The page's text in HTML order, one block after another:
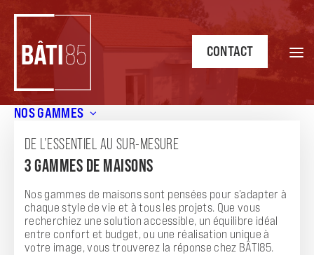
NOS GAMMES
DE L’ESSENTIEL AU SUR-MESURE
3 GAMMES DE MAISONS
Nos gammes de maisons sont pensées pour s’adapter à
chaque style de vie et à tous les projets. Que vous
recherchiez une solution accessible, un équilibre idéal
entre confort et budget, ou une réalisation unique à
votre image, vous trouverez la réponse chez BÂTI85.
CONTACT